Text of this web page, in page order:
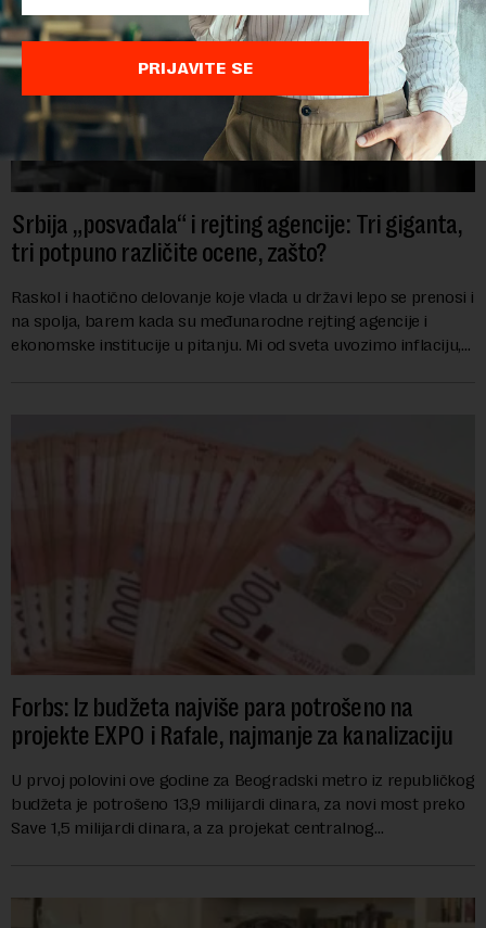
Srbija „posvađala“ i rejting agencije: Tri giganta,
tri potpuno različite ocene, zašto?
Raskol i haotično delovanje koje vlada u državi lepo se prenosi i
na spolja, barem kada su međunarodne rejting agencije i
ekonomske institucije u pitanju. Mi od sveta uvozimo inflaciju,
Forbs: Iz budžeta najviše para potrošeno na
projekte EXPO i Rafale, najmanje za kanalizaciju
U prvoj polovini ove godine za Beogradski metro iz republičkog
budžeta je potrošeno 13,9 milijardi dinara, za novi most preko
Save 1,5 milijardi dinara, a za projekat centralnog
PRIJAVITE SE